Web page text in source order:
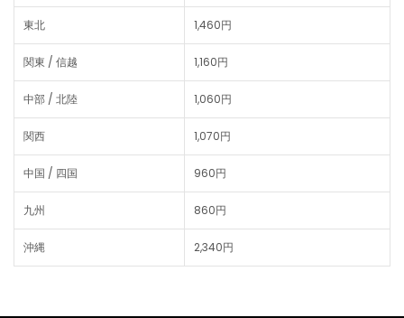
東北 1,460円
関東 / 信越 1,160円
中部 / 北陸 1,060円
関西 1,070円
中国 / 四国 960円
九州 860円
沖縄 2,340円